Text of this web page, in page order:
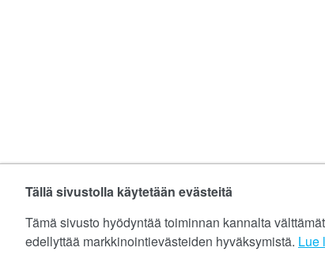
Tällä sivustolla käytetään evästeitä
Tämä sivusto hyödyntää toiminnan kannalta
edellyttää markkinointievästeiden hyväksymistä. Lue